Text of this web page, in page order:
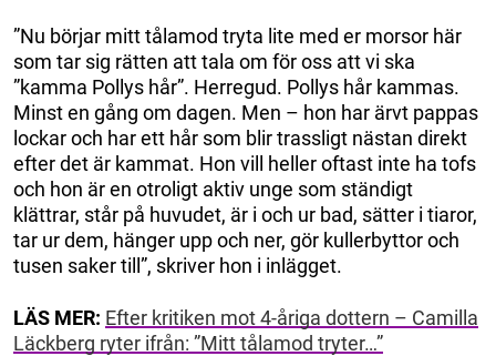
”Nu börjar mitt tålamod tryta lite med er morsor här
som tar sig rätten att tala om för oss att vi ska
”kamma Pollys hår”. Herregud. Pollys hår kammas.
Minst en gång om dagen. Men – hon har ärvt pappas
lockar och har ett hår som blir trassligt nästan direkt
efter det är kammat. Hon vill heller oftast inte ha tofs
och hon är en otroligt aktiv unge som ständigt
klättrar, står på huvudet, är i och ur bad, sätter i tiaror,
tar ur dem, hänger upp och ner, gör kullerbyttor och
tusen saker till”, skriver hon i inlägget.
LÄS MER: Efter kritiken mot 4-åriga dottern – Camilla
Läckberg ryter ifrån: ”Mitt tålamod tryter…”